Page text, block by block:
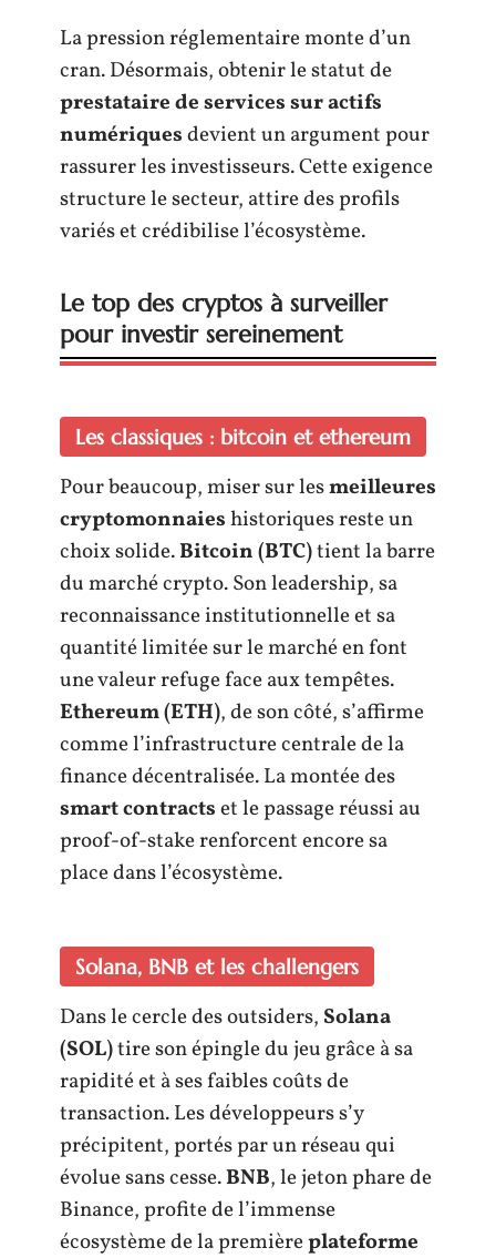
La pression réglementaire monte d’un
cran. Désormais, obtenir le statut de
prestataire de services sur actifs
numériquesdevient un argument pour
rassurer les investisseurs. Cette exigence
structure le secteur, attire des profils
variés et crédibilise l’écosystème.
Le top des cryptos à surveiller
pour investir sereinement
Les classiques : bitcoin et ethereum
Pour beaucoup, miser sur lesmeilleures
cryptomonnaieshistoriques reste un
choix solide.Bitcoin (BTC)tient la barre
du marché crypto. Son leadership, sa
reconnaissance institutionnelle et sa
quantité limitée sur le marché en font
une valeur refuge face aux tempêtes.
Ethereum (ETH), de son côté, s’affirme
comme l’infrastructure centrale de la
finance décentralisée. La montée des
smart contractset le passage réussi au
proof-of-stake renforcent encore sa
place dans l’écosystème.
Solana, BNB et les challengers
Dans le cercle des outsiders, Solana
(SOL)tire son épingle du jeu grâce à sa
rapidité et à ses faibles coûts de
transaction. Les développeurs s’y
précipitent, portés par un réseau qui
évolue sans cesse.BNB, le jeton phare de
Binance, profite de l’immense
écosystème de la premièreplateforme